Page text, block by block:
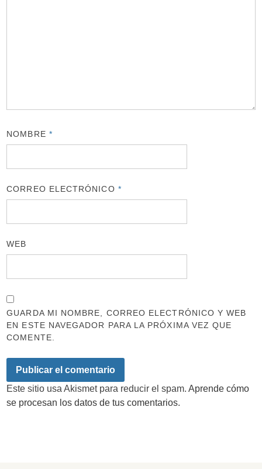
NOMBRE *
CORREO ELECTRÓNICO *
WEB
GUARDA MI NOMBRE, CORREO ELECTRÓNICO Y WEB
EN ESTE NAVEGADOR PARA LA PRÓXIMA VEZ QUE
COMENTE.
Este sitio usa Akismet para reducir el spam.Aprende cómo
se procesan los datos de tus comentarios.